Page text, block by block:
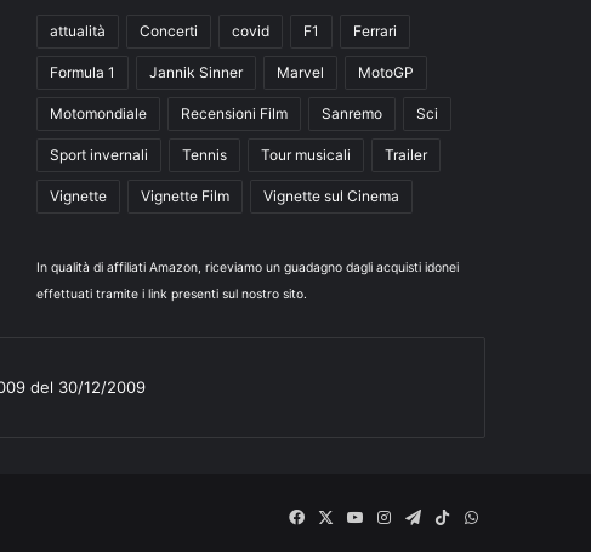
attualità Concerti covid F1 Ferrari
Formula 1 Jannik Sinner Marvel MotoGP
Motomondiale Recensioni Film Sanremo Sci
Sport invernali Tennis Tour musicali Trailer
Vignette Vignette Film Vignette sul Cinema
In qualità di affiliati Amazon, riceviamo un guadagno dagli acquisti idonei
effettuati tramite i link presenti sul nostro sito.
del 30/12/2009
Facebook
X
YouInstagram
Telegram
TikTokWhatsApp